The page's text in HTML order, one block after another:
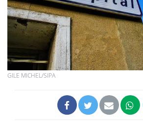
GILE MICHEL/SIPA